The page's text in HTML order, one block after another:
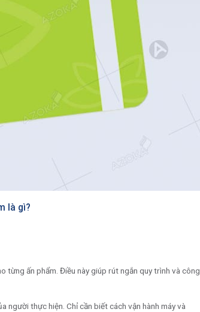
là gì?
từng ấn phẩm. Điều này giúp rút ngắn quy trình và công
người thực hiện. Chỉ cần biết cách vận hành máy và